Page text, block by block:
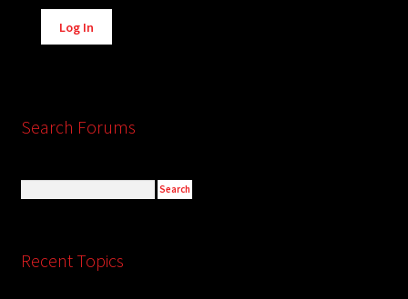
Alternative:
Log In
Search Forums
Recent Topics